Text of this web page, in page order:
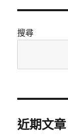
搜尋
近期文章